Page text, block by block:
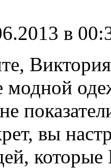
в
модной
вы